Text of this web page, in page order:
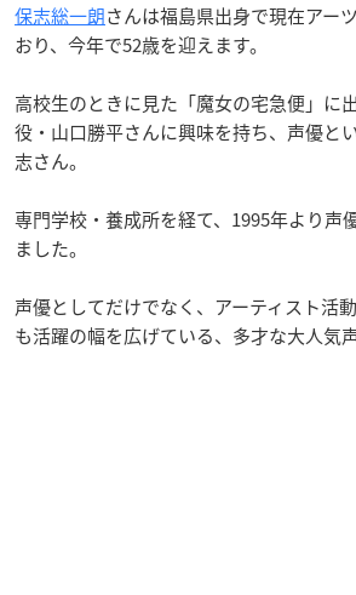
保志総一朗さんは福島県出身で現在アー
おり、今年で52歳を迎えます。
高校生のときに見た「魔女の宅急便」に
役・山口勝平さんに興味を持ち、声優と
志さん。
専門学校・養成所を経て、1995年より声
ました。
声優としてだけでなく、アーティスト活
も活躍の幅を広げている、多才な大人気